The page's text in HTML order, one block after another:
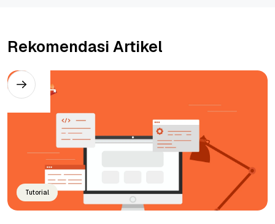
Rekomendasi Artikel
Tutorial